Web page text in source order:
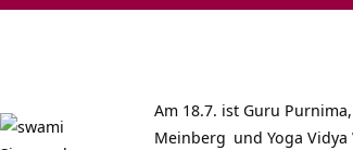
Am 18.7. ist Guru
Meinberg und Yoga